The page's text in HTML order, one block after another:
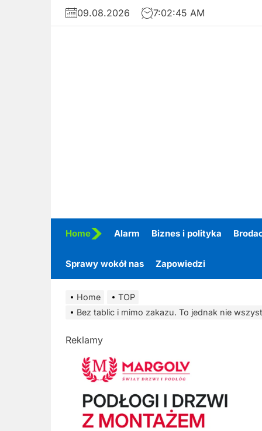
Skip
09.08.2026 7:02:46 AM
Home Alarm Biznes i polityka
Sprawy wokół nas Zapowiedzi
Home
TOP
Bez tablic i mimo zakazu. To jednak nie
Reklamy